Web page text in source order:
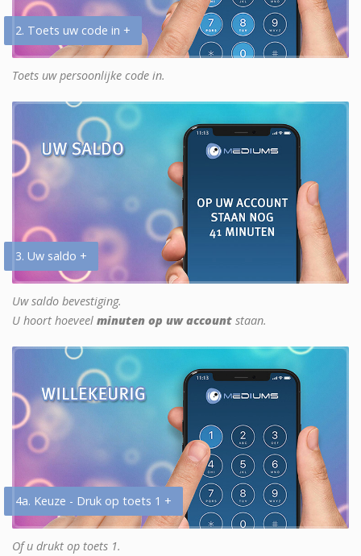
2. Toets uw code in +
Toets uw persoonlijke code in.
3. Uw saldo +
Uw saldo bevestiging.
U hoort hoeveel minuten op uw account staan.
4a. Keuze - Druk op toets 1 +
Of u drukt op toets 1.